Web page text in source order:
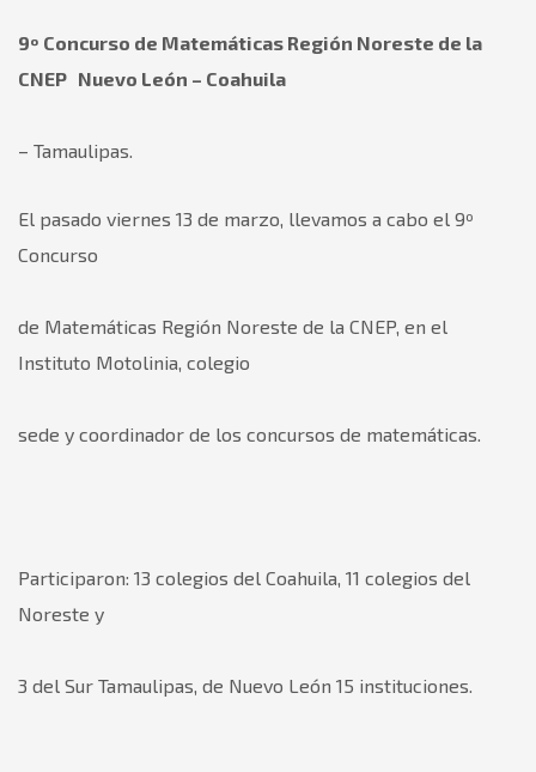
9º Concurso de Matemáticas Región Noreste de la
CNEP Nuevo León – Coahuila
– Tamaulipas.
El pasado viernes 13 de marzo, llevamos a cabo el 9º
Concurso
de Matemáticas Región Noreste de la CNEP, en el
Instituto Motolinia, colegio
sede y coordinador de los concursos de matemáticas.
Participaron: 13 colegios del Coahuila, 11 colegios del
Noreste y
3 del Sur Tamaulipas, de Nuevo León 15 instituciones.